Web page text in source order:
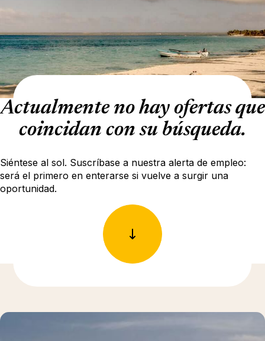
Actualmente no hay ofertas que
coincidan con su búsqueda.
Siéntese al sol. Suscríbase a nuestra alerta de empleo:
será el primero en enterarse si vuelve a surgir una
oportunidad.